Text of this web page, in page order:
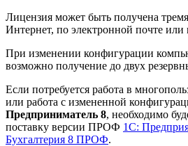
Лицензия может быть получена
Интернет, по электронной почте или
При изменении конфигурации
возможно получение до двух
Если потребуется работа в
или работа с измененной
Предприниматель 8, необходимо
поставку версии ПРОФ 1С:
Бухгалтерия 8 ПРОФ.